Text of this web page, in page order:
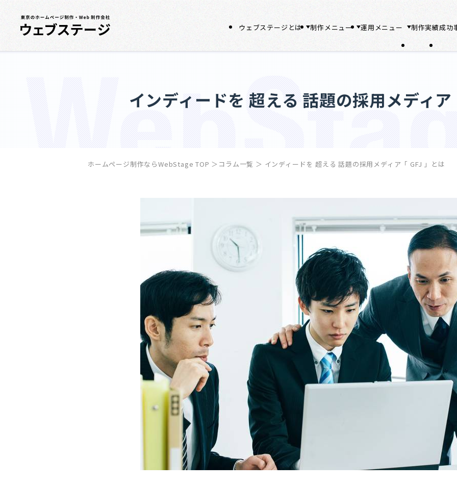
ウェブステージとは 制作メニュー 運用メニュー 制作実績成功
インディードを 超える 話題の採用メディ
ホームページ制作ならWebStage TOP ＞ コラム一覧 ＞ インディードを 超える 話題の採用メディア「 GFJ 」とは